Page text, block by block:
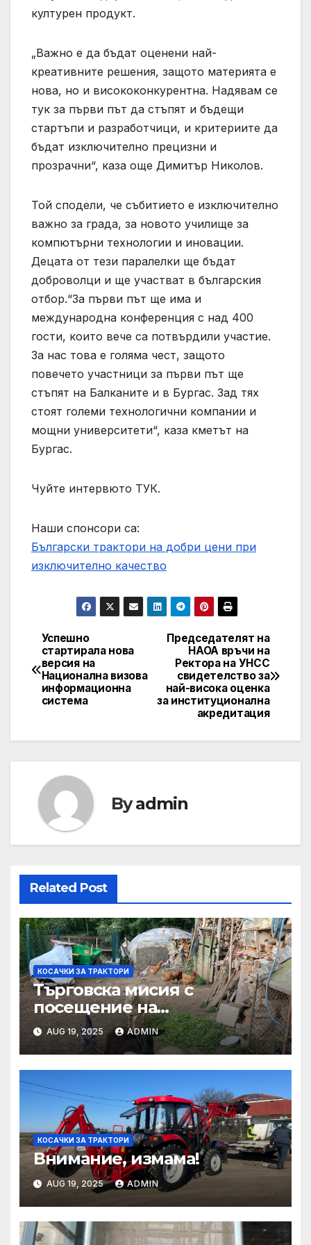
културен продукт.
„Важно е да бъдат оценени най-
креативните решения, защото материята е
нова, но и висококонкурентна. Надявам се
тук за първи път да стъпят и бъдещи
стартъпи и разработчици, и критериите да
бъдат изключително прецизни и
прозрачни“, каза още Димитър Николов.
Той сподели, че събитието е изключително
важно за града, за новото училище за
компютърни технологии и иновации.
Децата от тези паралелки ще бъдат
доброволци и ще участват в българския
отбор.“За първи път ще има и
международна конференция с над 400
гости, които вече са потвърдили участие.
За нас това е голяма чест, защото
повечето участници за първи път ще
стъпят на Балканите и в Бургас. Зад тях
стоят големи технологични компании и
мощни университети“, каза кметът на
Бургас.
Чуйте интервюто ТУК.
Наши спонсори са:
Български трактори на добри цени при
изключително качество
Post
navigation
Председателят на
НАОА връчи на
Ректорa на УНСС
свидетелство за
най-висока оценка
за институционална
акредитация
Успешно
стартирала нова
версия на
Национална визова
информационна
система
Byadmin
Related Post
КОСАЧКИ ЗА ТРАКТОРИ
Търговска мисия с
посещение на
Mеждународния търговски
панаир CosmeticBusiness
2025
AUG 19, 2025 ADMIN
КОСАЧКИ ЗА ТРАКТОРИ
Внимание, измама!
AUG 19, 2025 ADMIN